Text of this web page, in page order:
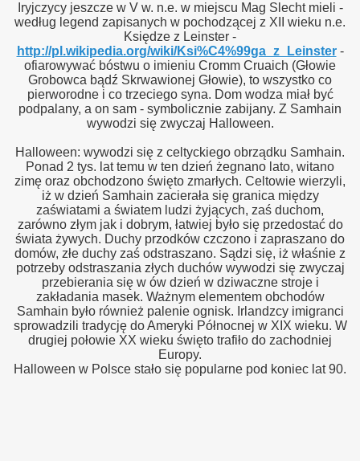
Iryjczycy jeszcze w V w. n.e. w miejscu Mag Slecht mieli -
według legend zapisanych w pochodzącej z XII wieku n.e.
Księdze z Leinster -
http://pl.wikipedia.org/wiki/Ksi%C4%99ga_z_Leinster-
ofiarowywać bóstwu o imieniu Cromm Cruaich (Głowie
Grobowca bądź Skrwawionej Głowie), to wszystko co
pierworodne i co trzeciego syna. Dom wodza miał być
podpalany, a on sam - symbolicznie zabijany. Z Samhain
wywodzi się zwyczaj Halloween.
Halloween: wywodzi się z celtyckiego obrządku Samhain.
Ponad 2 tys. lat temu w ten dzień żegnano lato, witano
zimę oraz obchodzono święto zmarłych. Celtowie wierzyli,
iż w dzień Samhain zacierała się granica między
zaświatami a światem ludzi żyjących, zaś duchom,
zarówno złym jak i dobrym, łatwiej było się przedostać do
świata żywych. Duchy przodków czczono i zapraszano do
domów, złe duchy zaś odstraszano. Sądzi się, iż właśnie z
potrzeby odstraszania złych duchów wywodzi się zwyczaj
przebierania się w ów dzień w dziwaczne stroje i
zakładania masek. Ważnym elementem obchodów
Samhain było również palenie ognisk. Irlandzcy imigranci
sprowadzili tradycję do Ameryki Północnej w XIX wieku. W
drugiej połowie XX wieku święto trafiło do zachodniej
Europy.
Halloween w Polsce stało się popularne pod koniec lat 90.